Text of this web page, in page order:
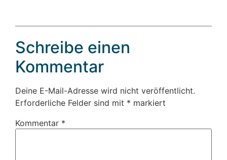
Schreibe einen
Kommentar
Deine E-Mail-Adresse wird nicht veröffentlicht.
Erforderliche Felder sind mit * markiert
Kommentar *